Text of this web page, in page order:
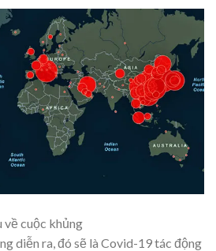
về cuộc khủng
diễn ra, đó sẽ là Covid-19 tác động